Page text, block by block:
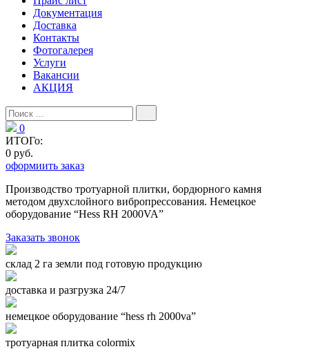
Документация
Доставка
Контакты
Фотогалерея
Услуги
Вакансии
АКЦИЯ
0
ИТОГо:
0 руб.
оформиить заказ
Производство тротуарной плитки, бордюрного камня
методом двухслойного вибропресcования. Немецкое
оборудование “Hess RH 2000VA”
Заказать звонок
склад 2 га земли под готовую продукцию
доставка и разгрузка 24/7
немецкое оборудование “hess rh 2000va”
тротуарная плитка colormix